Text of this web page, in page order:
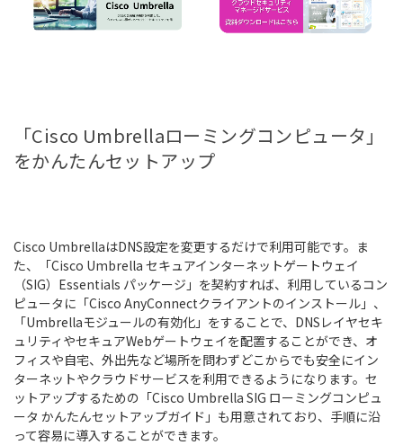
「Cisco Umbrellaローミングコンピュータ」
をかんたんセットアップ
Cisco UmbrellaはDNS設定を変更するだけで利用可能です。ま
た、「Cisco Umbrella セキュアインターネットゲートウェイ
（SIG）Essentials パッケージ」を契約すれば、利用しているコン
ピュータに「Cisco AnyConnectクライアントのインストール」、
「Umbrellaモジュールの有効化」をすることで、DNSレイヤセキ
ュリティやセキュアWebゲートウェイを配置することができ、オ
フィスや自宅、外出先など場所を問わずどこからでも安全にイン
ターネットやクラウドサービスを利用できるようになります。セ
ットアップするための「Cisco Umbrella SIG ローミングコンピュ
ータ かんたんセットアップガイド」も用意されており、手順に沿
って容易に導入することができます。